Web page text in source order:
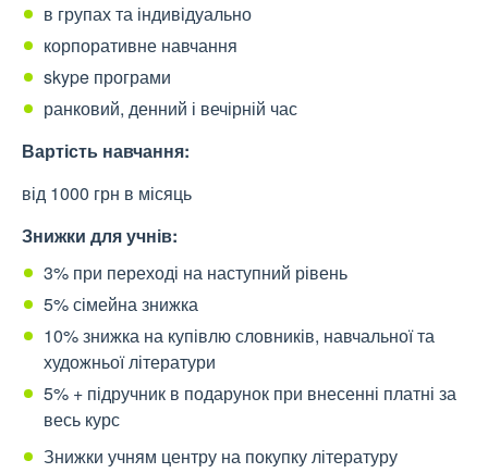
в групах та індивідуально
корпоративне навчання
skype програми
ранковий, денний і вечірній час
Вартість навчання:
від 1000 грн в місяць
Знижки для учнів:
3% при переході на наступний рівень
5% сімейна знижка
10% знижка на купівлю словників, навчальної та
художньої літератури
5% + підручник в подарунок при внесенні платні за
весь курс
Знижки учням центру на покупку літературу